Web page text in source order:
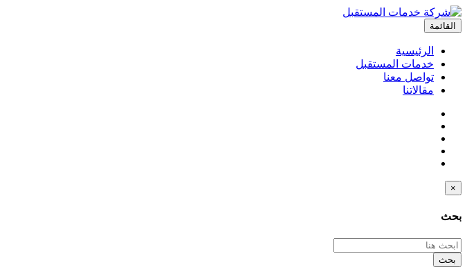
القائمة
الرئيسية
خدمات المستقبل
تواصل معنا
مقالاتنا
×
بحث
بحث